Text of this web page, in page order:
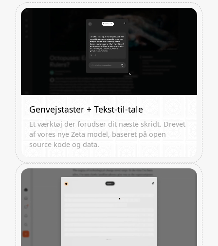
Genvejstaster + Tekst-til-tale
Et værktøj der forudser dit næste skridt. Drevet
af vores nye Zeta model, baseret på open
source kode og data.